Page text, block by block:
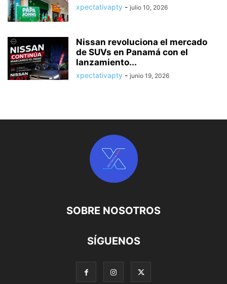
xpectativapty - julio 10, 2026
Nissan revoluciona el mercado
de SUVs en Panamá con el
lanzamiento...
xpectativapty - junio 19, 2026
SOBRE NOSOTROS
SÍGUENOS